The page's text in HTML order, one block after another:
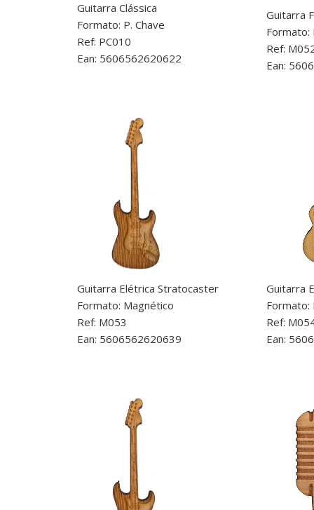
Guitarra Clássica
Formato: P. Chave
Ref: PC010
Ean: 5606562620622
Guitarra
Formato:
Ref:
Ean:
Guitarra
Formato:
Ref:
Ean:
Guitarra Elétrica Stratocaster
Formato: Magnético
Ref: M053
Ean: 5606562620639